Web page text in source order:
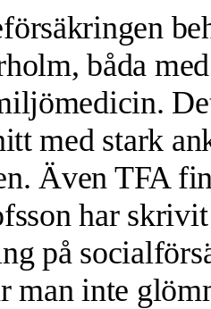
båda
med stark
Även TFA
har
på
man inte